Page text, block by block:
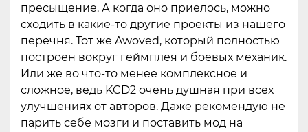
пресыщение. А когда оно приелось, можно
сходить в какие-то другие проекты из нашего
перечня. Тот же Awoved, который полностью
построен вокруг геймплея и боевых механик.
Или же во что-то менее комплексное и
сложное, ведь KCD2 очень душная при всех
улучшениях от авторов. Даже рекомендую не
парить себе мозги и поставить мод на